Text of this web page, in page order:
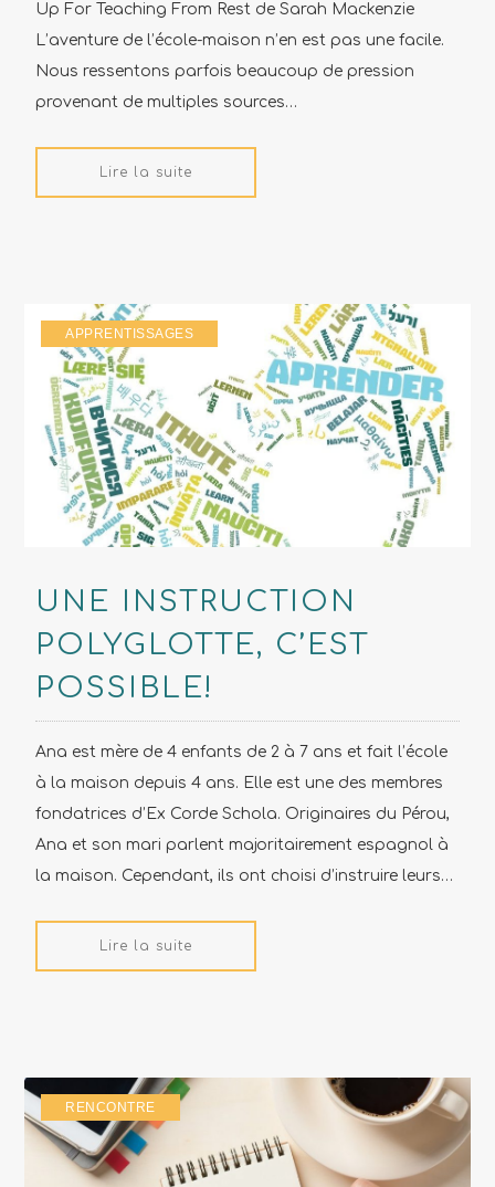
Up For Teaching From Rest de Sarah Mackenzie
L’aventure de l’école-maison n’en est pas une facile.
Nous ressentons parfois beaucoup de pression
provenant de multiples sources…
Lire la suite
APPRENTISSAGES
UNE INSTRUCTION
POLYGLOTTE, C’EST
POSSIBLE!
Ana est mère de 4 enfants de 2 à 7 ans et fait l’école
à la maison depuis 4 ans. Elle est une des membres
fondatrices d’Ex Corde Schola. Originaires du Pérou,
Ana et son mari parlent majoritairement espagnol à
la maison. Cependant, ils ont choisi d’instruire leurs…
Lire la suite
RENCONTRE